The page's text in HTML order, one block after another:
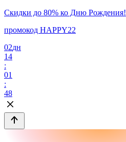
Скидки до 80% ко Дню Рождения!
промокод HAPPY22
02дн
14
:
01
:
48